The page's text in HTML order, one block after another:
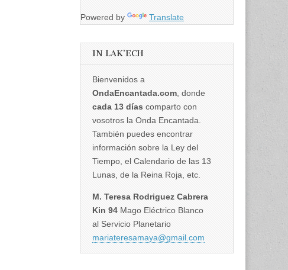
Powered by Translate
IN LAK’ECH
Bienvenidos a
OndaEncantada.com , donde
cada 13 días comparto con
vosotros la Onda Encantada.
También puedes encontrar
información sobre la Ley del
Tiempo, el Calendario de las 13
Lunas, de la Reina Roja, etc.
M. Teresa Rodriguez Cabrera
Kin 94 Mago Eléctrico Blanco
al Servicio Planetario
mariateresamaya@gmail.com